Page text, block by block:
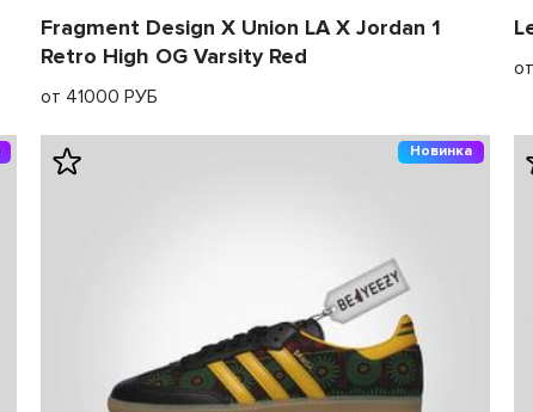
Fragment Design X Union LA X Jordan 1
Retro High OG Varsity Red
от 41000 РУБ
Новинка